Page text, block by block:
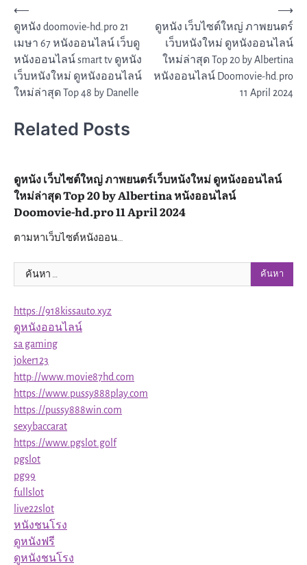
แนะแนว
เรื่อง
⟵
ดูหนัง doomovie-hd.pro 21
เมษา 67 หนังออนไลน์ เว็บดู
หนังออนไลน์ smart tv ดูหนัง
เว็บหนังใหม่ ดูหนังออนไลน์
ใหม่ล่าสุด Top 48 by Danelle
ดูหนัง เว็บไซต์ใหญ่ ภาพยนตร์
เว็บหนังใหม่ ดูหนังออนไลน์
ใหม่ล่าสุด Top 20 by Albertina
หนังออนไลน์ Doomovie-hd.pro
11 April 2024
⟶
Related Posts
ดูหนัง เว็บไซต์ใหญ่ ภาพยนตร์เว็บหนังใหม่ ดูหนังออนไลน์
ใหม่ล่าสุด Top 20 by Albertina หนังออนไลน์
Doomovie-hd.pro 11 April 2024
ตามหาเว็บไซต์หนังออน…
ค้นหา
สำหรับ:
https://918kissauto.xyz
ดูหนังออนไลน์
sa gaming
joker123
http://www.movie87hd.com
https://www.pussy888play.com
https://pussy888win.com
sexybaccarat
https://www.pgslot.golf
pgslot
pg99
fullslot
live22slot
หนังชนโรง
ดูหนังฟรี
ดูหนังชนโรง